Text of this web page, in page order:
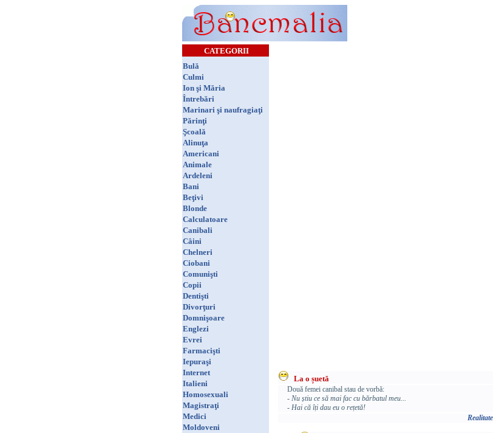
CATEGORII
Bulă
Culmi
Ion şi Măria
Întrebări
Marinari şi naufragiaţi
Părinţi
Şcoală
Alinuţa
Americani
Animale
Ardeleni
Bani
Beţivi
Blonde
Calculatoare
Canibali
Câini
Chelneri
Ciobani
Comunişti
Copii
Dentişti
Divorţuri
Domnişoare
Englezi
Evrei
Farmacişti
Iepuraşi
Internet
Italieni
Homosexuali
Magistraţi
Medici
Moldoveni
La o șuetă
Două femei canibal stau de vorbă:
- Nu știu ce să mai fac cu bărbatul meu...
- Hai că îți dau eu o rețetă!